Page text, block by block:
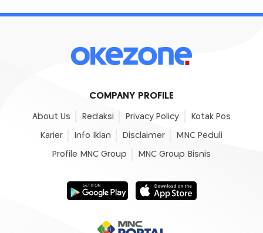
COMPANY PROFILE
About Us Redaksi Privacy Policy Kotak Pos
Karier Info Iklan Disclaimer MNC Peduli
Profile MNC Group MNC Group Bisnis